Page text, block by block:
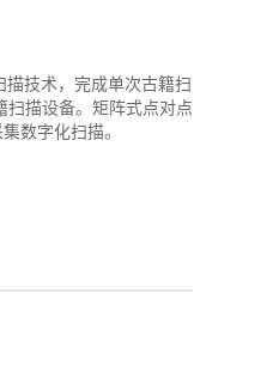
技术，完成单次古籍扫
描设备。矩阵式点对点
数字化扫描。